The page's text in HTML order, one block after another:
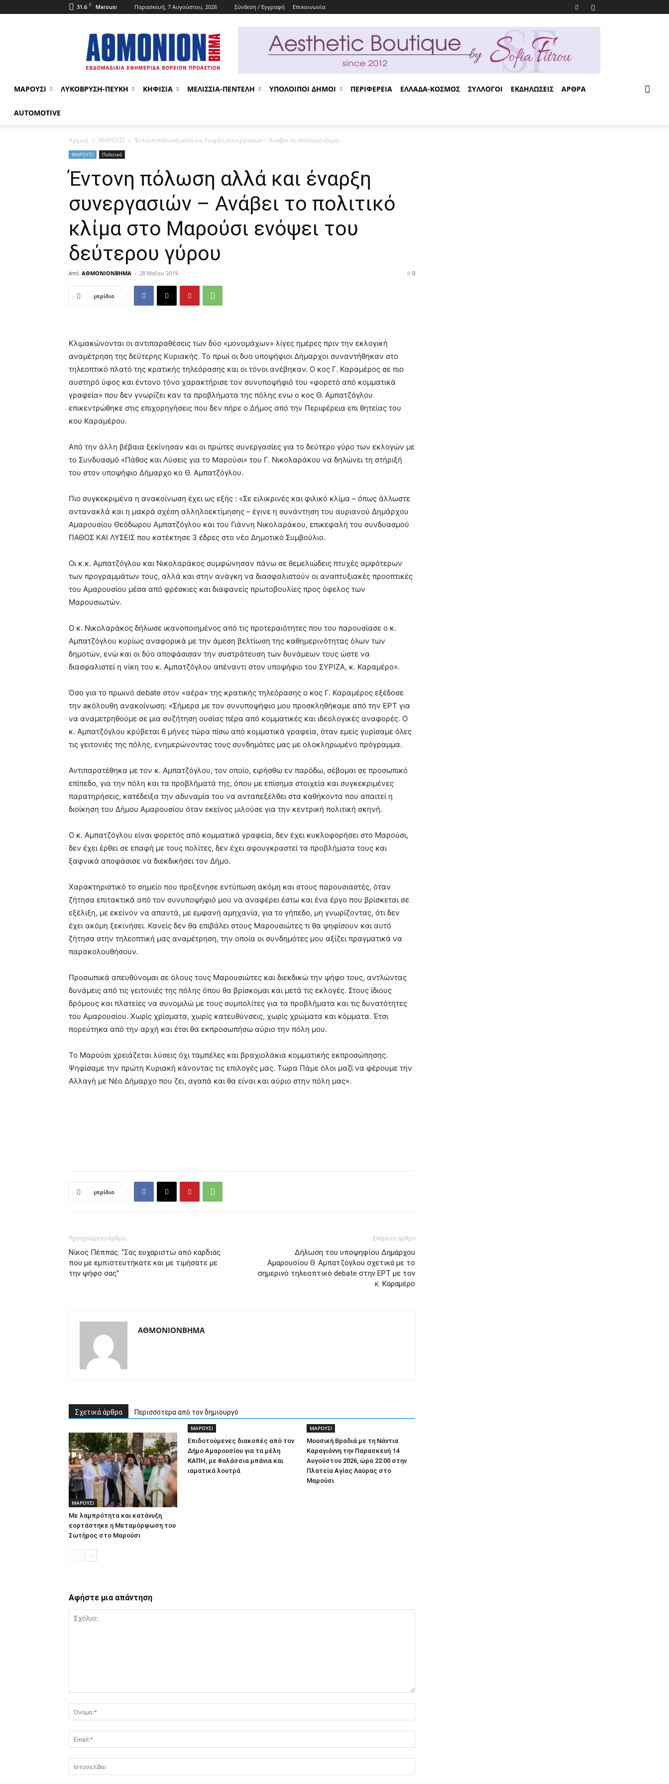
31.6 C Marousi Παρασκευή, 7 Αυγούστου, 2026 Σύνδεση / Εγγραφή Επικοινωνία
ΑΘΜΟΝΙΟΝ
ΒΗΜΑ
ΜΑΡΟΥΣΙ ΛΥΚΟΒΡΥΣΗ-ΠΕΥΚΗ ΚΗΦΙΣΙΑ ΜΕΛΙΣΣΙΑ-ΠΕΝΤΕΛΗ ΥΠΟΛΟΙΠΟΙ ΔΗΜΟΙ ΠΕΡΙΦΕΡΕΙΑ ΕΛΛΑΔΑ-ΚΟΣΜΟΣ ΣΥΛΛΟΓΟΙ ΕΚΔΗΛΩΣΕΙΣ ΑΡΘΡΑ
AUTOMOTIVE
Αρχική ΜΑΡΟΥΣΙ Έντονη πόλωση αλλά και έναρξη συνεργασιών – Ανάβει το πολιτικό κλίμα...
ΜΑΡΟΥΣΙ Πολιτικά
Έντονη πόλωση αλλά και έναρξη
συνεργασιών – Ανάβει το πολιτικό
κλίμα στο Μαρούσι ενόψει του
δεύτερου γύρου
Από ΑΘΜΟΝΙΟΝΒΗΜΑ - 28 Μαΐου 2019 0
μερίδιο
Κλιμακώνονται οι αντιπαραθέσεις των δύο «μονομάχων» λίγες ημέρες πριν την εκλογική
αναμέτρηση της δεύτερης Κυριακής. Το πρωί οι δυο υποψήφιοι Δήμαρχοι συναντήθηκαν στο
τηλεοπτικό πλατό της κρατικής τηλεόρασης και οι τόνοι ανέβηκαν. Ο κος Γ. Καραμέρος σε πιο
αυστηρό ύφος και έντονο τόνο χαρακτήρισε τον συνυποψήφιό του «φορετό από κομματικά
γραφεία» που δεν γνωρίζει καν τα προβλήματα της πόλης ενω ο κος Θ. Αμπατζόγλου
επικεντρώθηκε στις επιχορηγήσεις που δεν πήρε ο Δήμος από την Περιφέρεια επι θητείας του
κου Καραμέρου.
Από την άλλη βέβαια ξεκίνησαν και οι πρώτες συνεργασίες για το δεύτερο γύρο των εκλογών με
το Συνδυασμό «Πάθος και Λύσεις για το Μαρούσι» του Γ. Νικολαράκου να δηλώνει τη στήριξή
του στον υποψήφιο Δήμαρχο κο Θ. Αμπατζόγλου.
Πιο συγκεκριμένα η ανακοίνωση έχει ως εξής : «Σε ειλικρινές και φιλικό κλίμα – όπως άλλωστε
αντανακλά και η μακρά σχέση αλληλοεκτίμησης – έγινε η συνάντηση του αυριανού Δημάρχου
Αμαρουσίου Θεόδωρου Αμπατζόγλου και του Γιάννη Νικολαράκου, επικεφαλή του συνδυασμού
ΠΑΘΟΣ ΚΑΙ ΛΥΣΕΙΣ που κατέκτησε 3 έδρες στο νέο Δημοτικό Συμβούλιο.
Οι κ.κ. Αμπατζόγλου και Νικολαράκος συμφώνησαν πάνω σε θεμελιώδεις πτυχές αμφότερων
των προγραμμάτων τους, αλλά και στην ανάγκη να διασφαλιστούν οι αναπτυξιακές προοπτικές
του Αμαρουσίου μέσα από φρέσκιες και διαφανείς πρωτοβουλίες προς όφελος των
Μαρουσιωτών.
Ο κ. Νικολαράκος δήλωσε ικανοποιημένος από τις προτεραιότητες που του παρουσίασε ο κ.
Αμπατζόγλου κυρίως αναφορικά με την άμεση βελτίωση της καθημερινότητας όλων των
δημοτών, ενώ και οι δύο αποφάσισαν την συστράτευση των δυνάμεων τους ώστε να
διασφαλιστεί η νίκη του κ. Αμπατζόγλου απέναντι στον υποψήφιο του ΣΥΡΙΖΑ, κ. Καραμέρο».
Όσο για το πρωινό debate στον «αέρα» της κρατικής τηλεόρασης ο κος Γ. Καραμέρος εξέδοσε
την aκόλουθη ανακοίνωση: «Σήμερα με τον συνυποψήφιο μου προσκληθήκαμε από την ΕΡΤ για
να αναμετρηθούμε σε μια συζήτηση ουσίας πέρα από κομματικές και ιδεολογικές αναφορές. Ο
κ. Αμπατζόγλου κρύβεται 6 μήνες τώρα πίσω από κομματικά γραφεία, όταν εμείς γυρίσαμε όλες
τις γειτονιές της πόλης, ενημερώνοντας τους συνδημότες μας με ολοκληρωμένο πρόγραμμα.
Αντιπαρατέθηκα με τον κ. Αμπατζόγλου, τον οποίο, ειρήσθω εν παρόδω, σέβομαι σε προσωπικό
επίπεδο, για την πόλη και τα προβλήματά της, όπου με επίσημα στοιχεία και συγκεκριμένες
παρατηρήσεις, κατέδειξα την αδυναμία του να ανταπεξέλθει στα καθήκοντα που απαιτεί η
διοίκηση του Δήμου Αμαρουσίου όταν εκείνος μιλούσε για την κεντρική πολιτική σκηνή.
Ο κ. Αμπατζόγλου είναι φορετός από κομματικά γραφεία, δεν έχει κυκλοφορήσει στο Μαρούσι,
δεν έχει έρθει σε επαφή με τους πολίτες, δεν έχει αφουγκραστεί τα προβλήματα τους και
ξαφνικά αποφάσισε να διεκδικήσει τον Δήμο.
Χαρακτηριστικό το σημείο που προξένησε εντύπωση ακόμη και στους παρουσιαστές, όταν
ζήτησα επιτακτικά από τον συνυποψήφιό μου να αναφέρει έστω και ένα έργο που βρίσκεται σε
εξέλιξη, με εκείνον να απαντά, με εμφανή αμηχανία, για το γήπεδο, μη γνωρίζοντας, ότι δεν
έχει ακόμη ξεκινήσει. Κανείς δεν θα επιβάλει στους Μαρουσιώτες τι θα ψηφίσουν και αυτό
ζήτησα στην τηλεοπτική μας αναμέτρηση, την οποία οι συνδημότες μου αξίζει πραγματικά να
παρακολουθήσουν.
Προσωπικά απευθύνομαι σε όλους τους Μαρουσιώτες και διεκδικώ την ψήφο τους, αντλώντας
δυνάμεις από τις γειτονιές της πόλης όπου θα βρίσκομαι και μετά τις εκλογές. Στους ίδιους
δρόμους και πλατείες να συνομιλώ με τους συμπολίτες για τα προβλήματα και τις δυνατότητες
του Αμαρουσίου. Χωρίς χρίσματα, χωρίς κατευθύνσεις, χωρίς χρώματα και κόμματα. Έτσι
πορεύτηκα από την αρχή και έτσι θα εκπροσωπήσω αύριο την πόλη μου.
Το Μαρούσι χρειάζεται λύσεις όχι ταμπέλες και βραχιολάκια κομματικής εκπροσώπησης.
Ψηφίσαμε την πρώτη Κυριακή κάνοντας τις επιλογές μας. Τώρα Πάμε όλοι μαζί να φέρουμε την
Αλλαγή με Νέο Δήμαρχο που ζει, αγαπά και θα είναι και αύριο στην πόλη μας».
μερίδιο
Προηγούμενο άρθρο
Νίκος Πέππας: “Σας ευχαριστώ από καρδιάς
που με εμπιστευτήκατε και με τιμήσατε με
την ψήφο σας”
Επόμενο άρθρο
Δήλωση του υποψηφίου Δημάρχου
Αμαρουσίου Θ. Αμπατζόγλου σχετικά με το
σημερινό τηλεοπτικό debate στην ΕΡΤ με τον
κ. Καραμέρο
ΑΘΜΟΝΙΟΝΒΗΜΑ
Σχετικά άρθρα Περισσότερα από τον δημιουργό
ΜΑΡΟΥΣΙ
Με λαμπρότητα και κατάνυξη
εορτάστηκε η Μεταμόρφωση του
Σωτήρος στο Μαρούσι
ΜΑΡΟΥΣΙ
Επιδοτούμενες διακοπές από τον
Δήμο Αμαρουσίου για τα μέλη
ΚΑΠΗ, με θαλάσσια μπάνια και
ιαματικά λουτρά
ΜΑΡΟΥΣΙ
Μουσική Βραδιά με τη Νάντια
Καραγιάννη την Παρασκευή 14
Αυγούστου 2026, ώρα 22:00 στην
Πλατεία Αγίας Λαύρας στο
Μαρούσι
Αφήστε μια απάντηση